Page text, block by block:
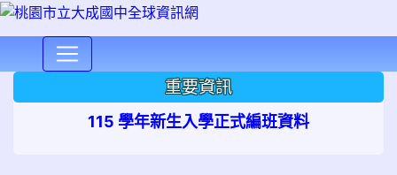
重要資訊
115 學年新生入學正式編班資料